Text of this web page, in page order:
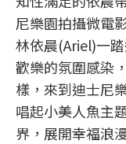
尼樂園拍攝微電
林依晨(Ariel)一
歡樂的氛圍感染
樣，來到迪士尼
唱起小美人魚主
界，展開幸福浪